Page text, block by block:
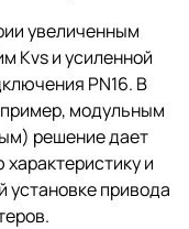
увеличенным
Kvs и усиленной
PN16. В
модульным
решение дает
и
установке привода